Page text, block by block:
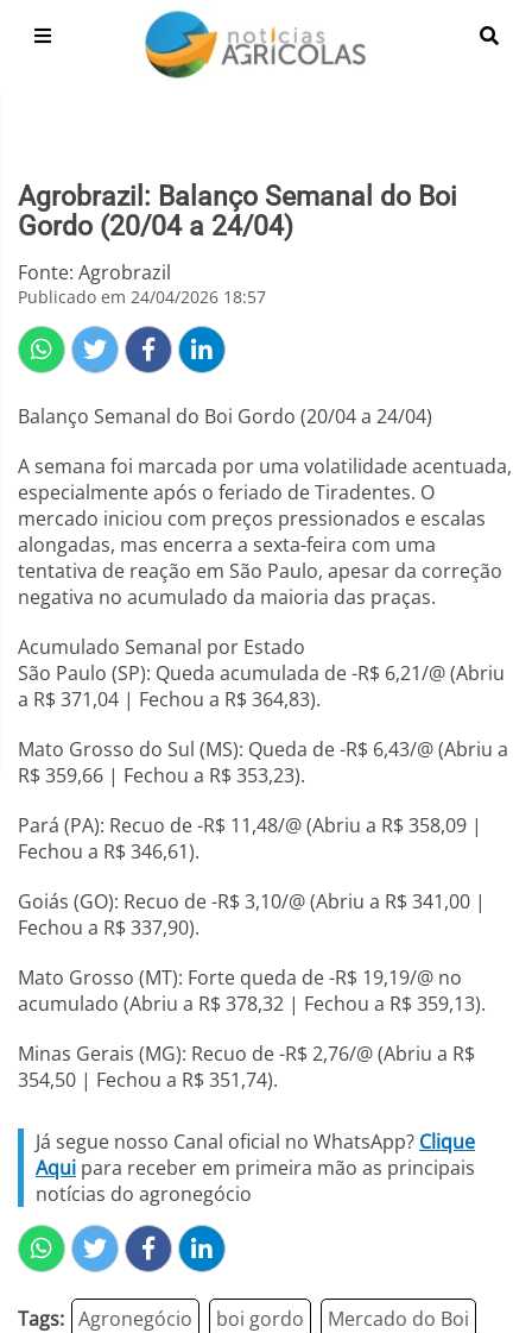
Agrobrazil: Balanço Semanal do Boi
Gordo (20/04 a 24/04)
Fonte: Agrobrazil
Publicado em 24/04/2026 18:57
Balanço Semanal do Boi Gordo (20/04 a 24/04)
A semana foi marcada por uma volatilidade acentuada,
especialmente após o feriado de Tiradentes. O
mercado iniciou com preços pressionados e escalas
alongadas, mas encerra a sexta-feira com uma
tentativa de reação em São Paulo, apesar da correção
negativa no acumulado da maioria das praças.
Acumulado Semanal por Estado
São Paulo (SP): Queda acumulada de -R$ 6,21/@ (Abriu
a R$ 371,04 | Fechou a R$ 364,83).
Mato Grosso do Sul (MS): Queda de -R$ 6,43/@ (Abriu a
R$ 359,66 | Fechou a R$ 353,23).
Pará (PA): Recuo de -R$ 11,48/@ (Abriu a R$ 358,09 |
Fechou a R$ 346,61).
Goiás (GO): Recuo de -R$ 3,10/@ (Abriu a R$ 341,00 |
Fechou a R$ 337,90).
Mato Grosso (MT): Forte queda de -R$ 19,19/@ no
acumulado (Abriu a R$ 378,32 | Fechou a R$ 359,13).
Minas Gerais (MG): Recuo de -R$ 2,76/@ (Abriu a R$
354,50 | Fechou a R$ 351,74).
Já segue nosso Canal oficial no WhatsApp? Clique
Aqui para receber em primeira mão as principais
notícias do agronegócio
Tags: Agronegócio boi gordo
Mercado do Boi